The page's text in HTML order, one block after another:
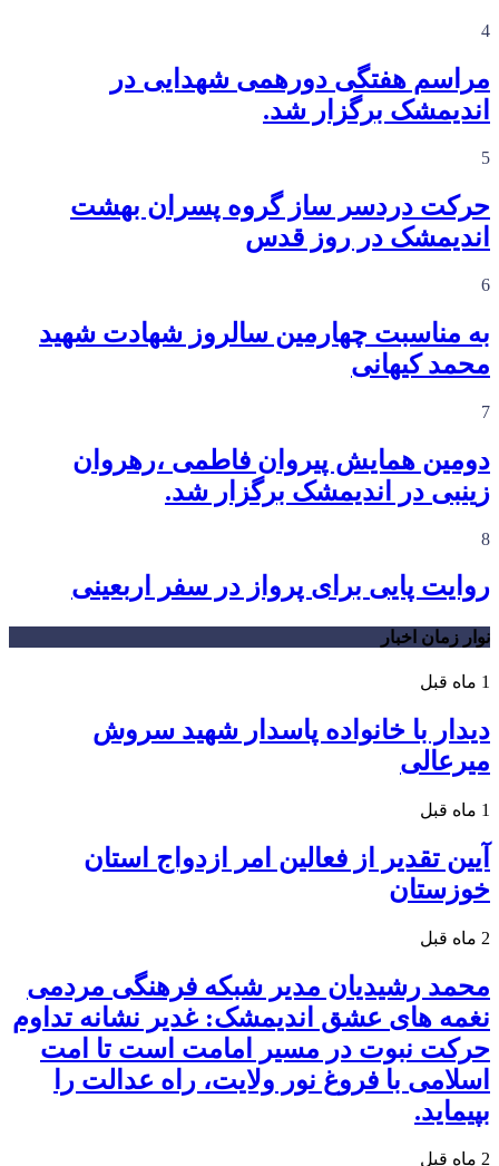
4
مراسم هفتگی دورهمی شهدایی در
اندیمشک برگزار شد.
5
حرکت دردسر ساز گروه پسران بهشت
اندیمشک در روز قدس
6
به مناسبت چهارمین سالروز شهادت شهید
محمد کیهانی
7
دومین همایش پیروان فاطمی ،رهروان
زینبی در اندیمشک برگزار شد.
8
روایت پایی برای پرواز در سفر اربعینی
نوار زمان اخبار
1 ماه قبل
دیدار با خانواده پاسدار شهید سروش
میرعالی
1 ماه قبل
آیین تقدیر از فعالین امر ازدواج استان
خوزستان
2 ماه قبل
محمد رشیدیان مدیر شبکه فرهنگی مردمی
نغمه های عشق اندیمشک: غدیر نشانه تداوم
حرکت نبوت در مسیر امامت است تا امت
اسلامی با فروغ نور ولایت، راه عدالت را
بپیماید.
2 ماه قبل